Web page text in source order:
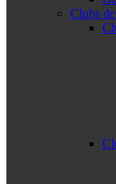
Clubs